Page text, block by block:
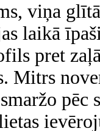
viņa
laikā
pret
Mitrs
pēc